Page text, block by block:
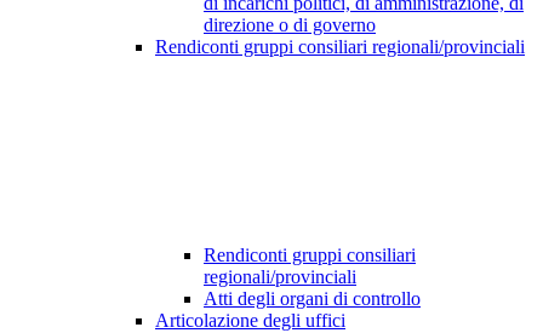
direzione o di governo
Rendiconti gruppi consiliari regionali/provinciali
Rendiconti gruppi consiliari
regionali/provinciali
Atti degli organi di controllo
Articolazione degli uffici